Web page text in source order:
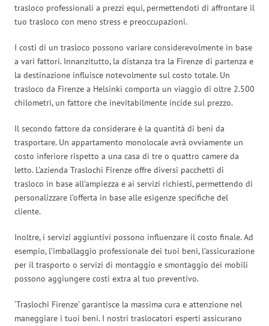
trasloco professionali a prezzi equi, permettendoti di affrontare il
tuo trasloco con meno stress e preoccupazioni.
I costi di un trasloco possono variare considerevolmente in base
a vari fattori. Innanzitutto, la distanza tra la Firenze di partenza e
la destinazione influisce notevolmente sul costo totale. Un
trasloco da Firenze a Helsinki comporta un viaggio di oltre 2.500
chilometri, un fattore che inevitabilmente incide sul prezzo.
Il secondo fattore da considerare è la quantità di beni da
trasportare. Un appartamento monolocale avrà ovviamente un
costo inferiore rispetto a una casa di tre o quattro camere da
letto. L’azienda Traslochi Firenze offre diversi pacchetti di
trasloco in base all’ampiezza e ai servizi richiesti, permettendo di
personalizzare l’offerta in base alle esigenze specifiche del
cliente.
Inoltre, i servizi aggiuntivi possono influenzare il costo finale. Ad
esempio, l’imballaggio professionale dei tuoi beni, l’assicurazione
per il trasporto o servizi di montaggio e smontaggio dei mobili
possono aggiungere costi extra al tuo preventivo.
‘Traslochi Firenze’ garantisce la massima cura e attenzione nel
maneggiare i tuoi beni. I nostri traslocatori esperti assicurano